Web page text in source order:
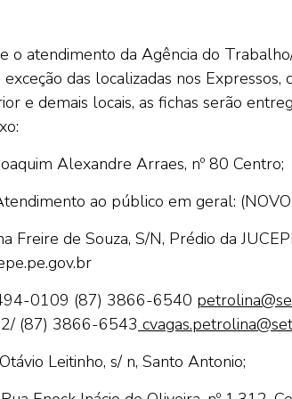
o atendimento da Agência do
das localizadas nos
e demais locais, as fichas serão
Alexandre Arraes, nº 80 Centro;
ao público em geral:
Freire de Souza, S/N, Prédio da
0109 (87) 3866-6540
(87) 3866-6543
Leitinho, s/ n, Santo Antonio;